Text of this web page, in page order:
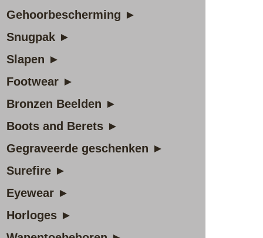
Gehoorbescherming ►
Snugpak ►
Slapen ►
Footwear ►
Bronzen Beelden ►
Boots and Berets ►
Gegraveerde geschenken ►
Surefire ►
Eyewear ►
Horloges ►